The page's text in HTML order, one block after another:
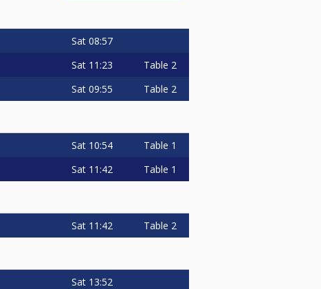
Sat 08:57
Sat 11:23 Table 2
Sat 09:55 Table 2
Sat 10:54 Table 1
Sat 11:42 Table 1
Sat 11:42 Table 2
Sat 13:52